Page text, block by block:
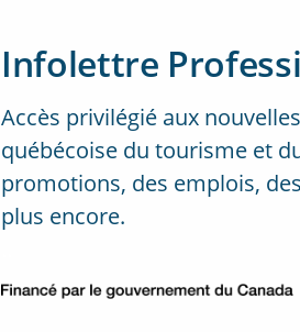
Infolettre
Accès privilégié aux
québécoise du tourisme et
promotions, des emplois,
plus encore.